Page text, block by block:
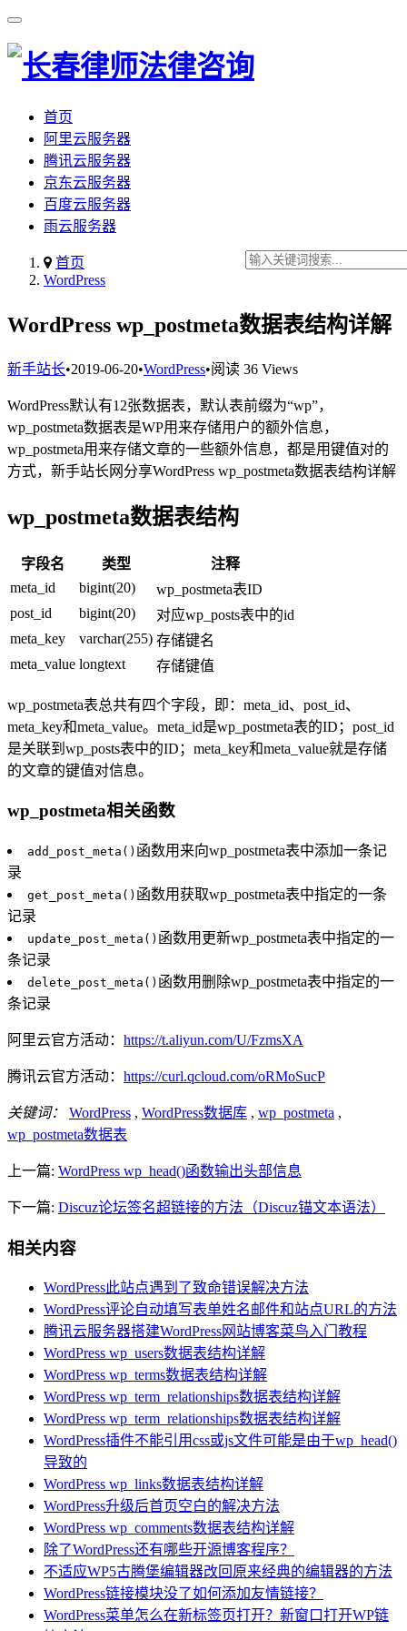
首页
阿里云服务器
腾讯云服务器
京东云服务器
百度云服务器
雨云服务器
首页
WordPress
WordPress wp_postmeta数据表结构详解
新手站长•2019-06-20•WordPress•阅读 36 Views
WordPress默认有12张数据表，默认表前缀为“wp”，
wp_postmeta数据表是WP用来存储用户的额外信息，
wp_postmeta用来存储文章的一些额外信息，都是用键值对的
方式，新手站长网分享WordPress wp_postmeta数据表结构详解
wp_postmeta数据表结构
字段名 类型
注释
meta_id
bigint(20)
wp_postmeta表ID
post_id
bigint(20)
对应wp_posts表中的id
meta_key
varchar(255) 存储键名
meta_value longtext 存储键值
wp_postmeta表总共有四个字段，即：meta_id、post_id、
meta_key和meta_value。meta_id是wp_postmeta表的ID；post_id
是关联到wp_posts表中的ID；meta_key和meta_value就是存储
的文章的键值对信息。
wp_postmeta相关函数
add_post_meta() 函数用来向wp_postmeta表中添加一条记
录
get_post_meta() 函数用获取wp_postmeta表中指定的一条
记录
update_post_meta() 函数用更新wp_postmeta表中指定的一
条记录
delete_post_meta() 函数用删除wp_postmeta表中指定的一
条记录
阿里云官方活动： https://t.aliyun.com/U/FzmsXA
腾讯云官方活动： https://curl.qcloud.com/oRMoSucP
关键词： WordPress , WordPress数据库 , wp_postmeta ,
wp_postmeta数据表
上一篇: WordPress wp_head()函数输出头部信息
下一篇: Discuz论坛签名超链接的方法（Discuz锚文本语法）
相关内容
WordPress此站点遇到了致命错误解决方法
WordPress评论自动填写表单姓名邮件和站点URL的方法
腾讯云服务器搭建WordPress网站博客菜鸟入门教程
WordPress wp_users数据表结构详解
WordPress wp_terms数据表结构详解
WordPress wp_term_relationships数据表结构详解
WordPress wp_term_relationships数据表结构详解
WordPress插件不能引用css或js文件可能是由于wp_head()
导致的
WordPress wp_links数据表结构详解
WordPress升级后首页空白的解决方法
WordPress wp_comments数据表结构详解
除了WordPress还有哪些开源博客程序？
不适应WP5古腾堡编辑器改回原来经典的编辑器的方法
WordPress链接模块没了如何添加友情链接？
WordPress菜单怎么在新标签页打开？新窗口打开WP链